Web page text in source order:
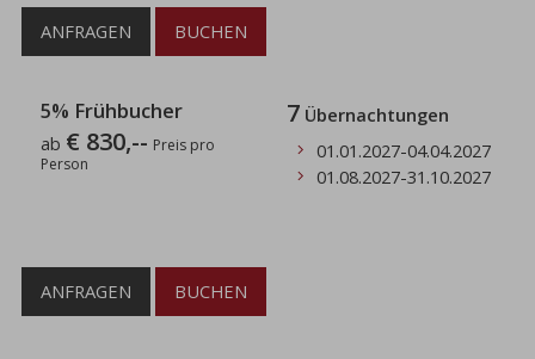
ANFRAGEN BUCHEN
5% Frühbucher
ab € 830,-- Preis pro
Person
7 Übernachtungen
01.01.2027-04.04.2027
01.08.2027-31.10.2027
ANFRAGEN BUCHEN